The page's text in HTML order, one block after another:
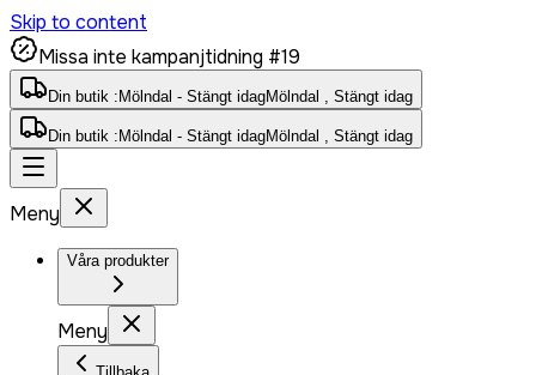
Skip to content
Missa inte kampanjtidning #19
Din butik : Mölndal - Stängt idagMölndal , Stängt idag
Din butik : Mölndal - Stängt idagMölndal , Stängt idag
Meny
Våra produkter
Meny